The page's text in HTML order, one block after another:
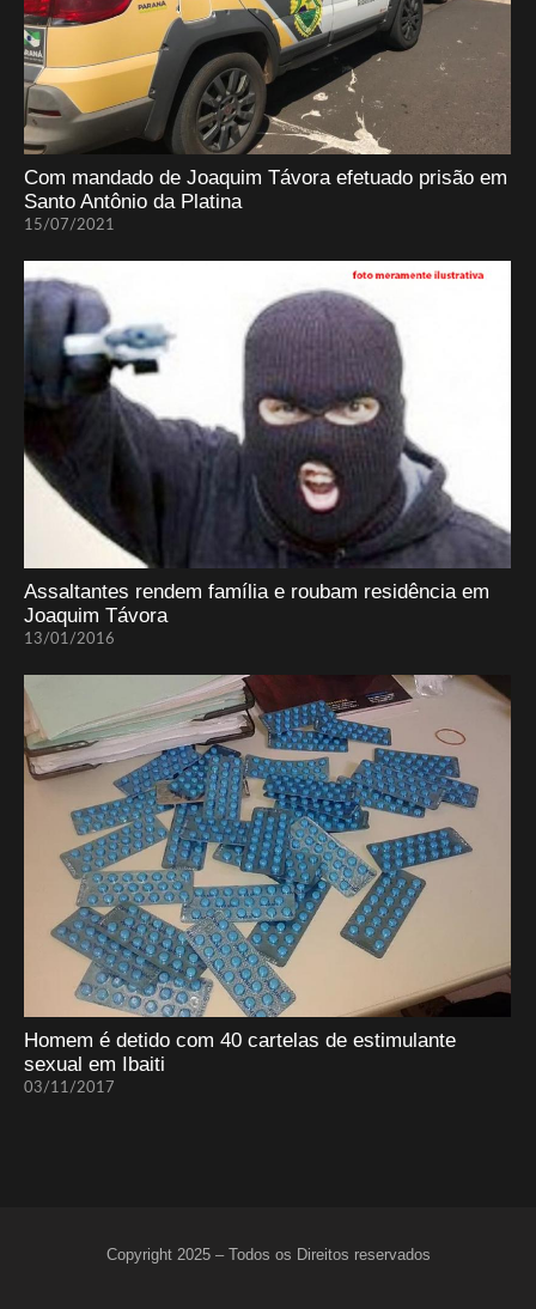
Com mandado de Joaquim Távora efetuado prisão em
Santo Antônio da Platina
15/07/2021
Assaltantes rendem família e roubam residência em
Joaquim Távora
13/01/2016
Homem é detido com 40 cartelas de estimulante
sexual em Ibaiti
03/11/2017
Copyright 2025 – Todos os Direitos reservados